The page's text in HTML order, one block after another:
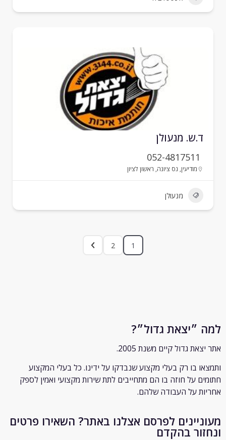
גדול״?
גדול קיים משנת 2005.
בו רקבעלי מקצוע שנבדקו על ידינו. כל בעלי המקצוע
על חוזה בו הם מתחייבים לתת שירות מקצועי ואמין לספק
על העבודה שלהם.
לפרסם אצלנו באתר? השאירו פרטים
בהקדם
מנעולן
052-4817511
נס ציונה, ראשון לציון
מנעולן